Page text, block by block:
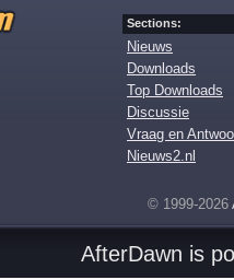
Sections:
Nieuws
Downloads
Top Downloads
Discussie
Vraag en
Nieuws2.nl
© 1999-2026
AfterDawn is